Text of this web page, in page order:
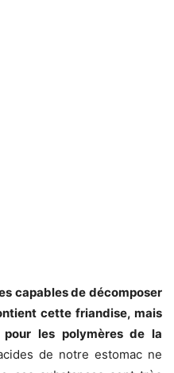
capables de décomposer
cette friandise, mais
pour les polymères de la
de notre estomac ne